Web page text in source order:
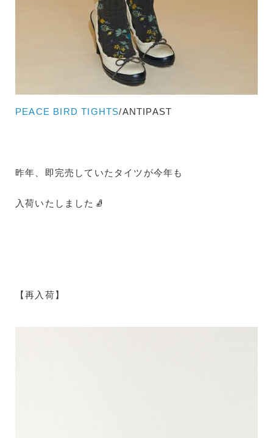
PEACE BIRD TIGHTS/ANTIPAST
昨年、即完売していたタイツが今年も
入荷いたしました🧦
【再入荷】